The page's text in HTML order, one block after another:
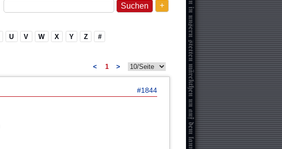
+
U V W X Y Z #
< 1 >
#1844